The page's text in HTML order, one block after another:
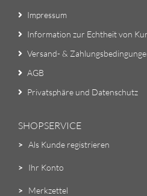
Impressum
Information zur Echtheit von
Versand- &
AGB
Privatsphäre und Datenschutz
SHOPSERVICE
> Als Kunde registrieren
> Ihr Konto
> Merkzettel